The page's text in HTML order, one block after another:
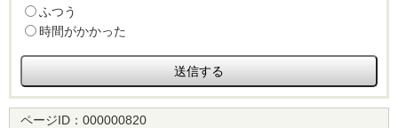
ふつう
時間がかかった
ページID： 000000820